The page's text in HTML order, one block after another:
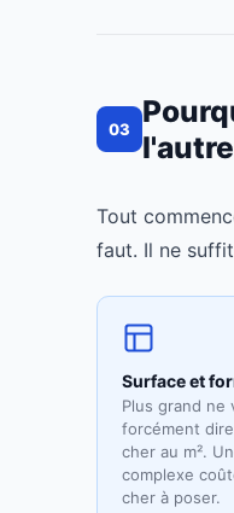
03
Tout
faut. Il ne
Surface et
Plus grand ne
forcément
cher au m².
complexe
cher à poser.